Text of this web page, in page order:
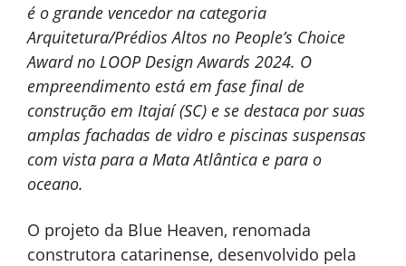
é o grande vencedor na categoria
Arquitetura/Prédios Altos no People’s Choice
Award no LOOP Design Awards 2024. O
empreendimento está em fase final de
construção em Itajaí (SC) e se destaca por suas
amplas fachadas de vidro e piscinas suspensas
com vista para a Mata Atlântica e para o
oceano.
O projeto da Blue Heaven, renomada
construtora catarinense, desenvolvido pela